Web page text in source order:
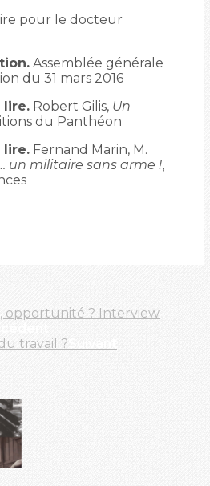
pour le docteur
Assemblée générale
du 31 mars 2016
lire. Robert Gilis, Un
du Panthéon
lire. Fernand Marin, M.
un militaire sans arme !,
opportunité ? Interview
travail ?